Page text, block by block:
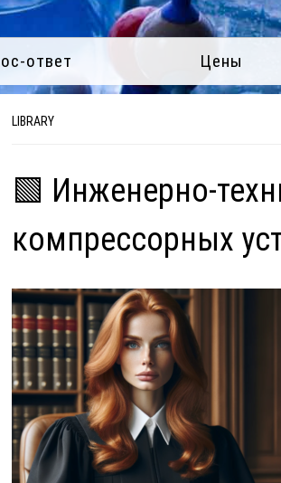
ответ Цены
LIBRARY
🟩 Инженерно-
компрессорных